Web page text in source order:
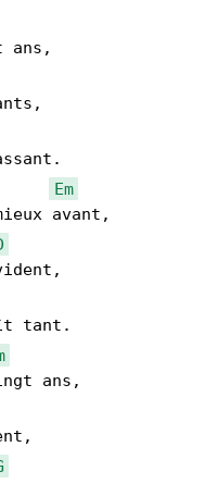
ans,
Em
avant,
ans,